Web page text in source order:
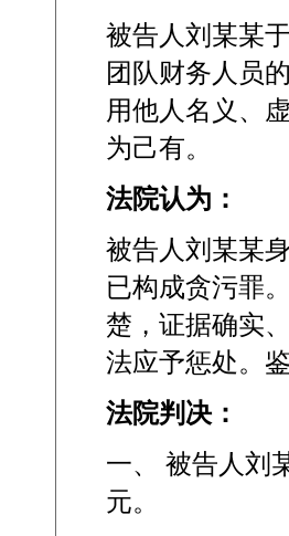
被告人刘某某于
团队财务人员
用他人名义、
为己有。
法院认为：
被告人刘某某
已构成贪污罪
楚，证据确实
法应予惩处。
法院判决：
一、 被告人刘
元。